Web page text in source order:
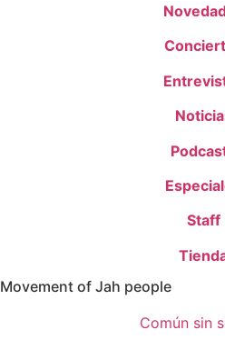
Staff
Movement of Jah people
Común sin